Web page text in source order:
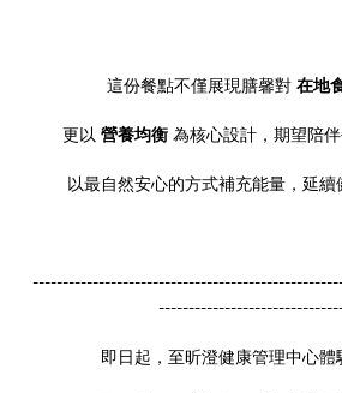
這份餐點不僅展現膳馨對 在地
更以 營養均衡 為核心設計，期望陪
以最自然安心的方式補充能量，延續
即日起，至昕澄健康管理中心體